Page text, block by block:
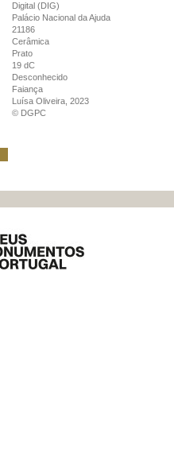
Digital (DIG)
Palácio Nacional da Ajuda
21186
Cerâmica
Prato
19 dC
Desconhecido
Faiança
Luísa Oliveira, 2023
© DGPC